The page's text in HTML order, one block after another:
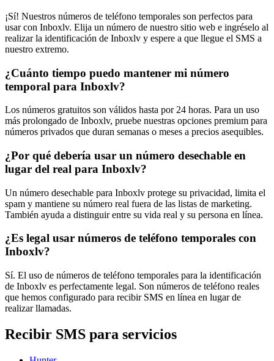
¡Sí! Nuestros números de teléfono temporales son perfectos para
usar con Inboxlv. Elija un número de nuestro sitio web e ingréselo al
realizar la identificación de Inboxlv y espere a que llegue el SMS a
nuestro extremo.
¿Cuánto tiempo puedo mantener mi número
temporal para Inboxlv?
Los números gratuitos son válidos hasta por 24 horas. Para un uso
más prolongado de Inboxlv, pruebe nuestras opciones premium para
números privados que duran semanas o meses a precios asequibles.
¿Por qué debería usar un número desechable en
lugar del real para Inboxlv?
Un número desechable para Inboxlv protege su privacidad, limita el
spam y mantiene su número real fuera de las listas de marketing.
También ayuda a distinguir entre su vida real y su persona en línea.
¿Es legal usar números de teléfono temporales con
Inboxlv?
Sí. El uso de números de teléfono temporales para la identificación
de Inboxlv es perfectamente legal. Son números de teléfono reales
que hemos configurado para recibir SMS en línea en lugar de
realizar llamadas.
Recibir SMS para servicios